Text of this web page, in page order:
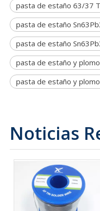
pasta de estaño 63/37
pasta de estaño
pasta de estaño
pasta de estaño y plomo
pasta de estaño y
Noticias